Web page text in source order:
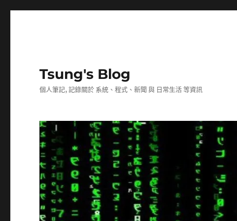
Tsung's Blog
個人筆記, 記錄關於 系統、程式、新聞 與 日常生活 等資訊